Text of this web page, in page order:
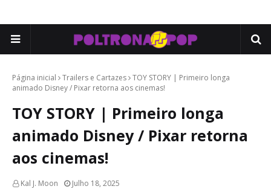
Página inicial Trailers e Cartazes TOY STORY | Primeiro longa
animado Disney / Pixar retorna aos cinemas!
TOY STORY | Primeiro longa
animado Disney / Pixar retorna
aos cinemas!
Kal J. Moon Julho 18, 2025